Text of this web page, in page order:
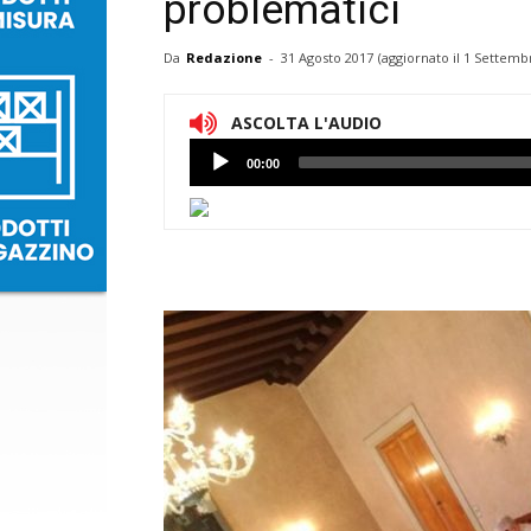
problematici
Da Redazione - 31 Agosto 2017 (aggiornato il 1
ASCOLTA L'AUDIO
Lettore
Audio
00:00